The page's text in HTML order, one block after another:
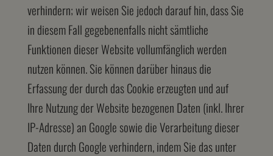
verhindern; wir weisen Sie jedoch darauf hin, dass Sie
in diesem Fall gegebenenfalls nicht sämtliche
Funktionen dieser Website vollumfänglich werden
nutzen können. Sie können darüber hinaus die
Erfassung der durch das Cookie erzeugten und auf
Ihre Nutzung der Website bezogenen Daten (inkl. Ihrer
IP-Adresse) an Google sowie die Verarbeitung dieser
Daten durch Google verhindern, indem Sie das unter